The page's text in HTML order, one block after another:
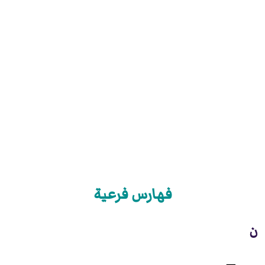
فهارس فرعية
ن